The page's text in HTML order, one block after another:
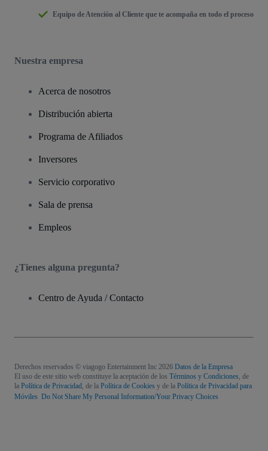
Equipo de Atención al Cliente que te acompaña en todo el proceso
Nuestra empresa
Acerca de nosotros
Distribución abierta
Programa de Afiliados
Inversores
Servicio corporativo
Sala de prensa
Empleos
¿Tienes alguna pregunta?
Centro de Ayuda / Contacto
Derechos reservados © viagogo Entertainment Inc 2026 Datos de la Empresa
El uso de este sitio web constituye la aceptación de los Términos y Condiciones , de
la Política de Privacidad , de la Política de Cookies y de la Política de Privacidad para
Móviles Do Not Share My Personal Information/Your Privacy Choices